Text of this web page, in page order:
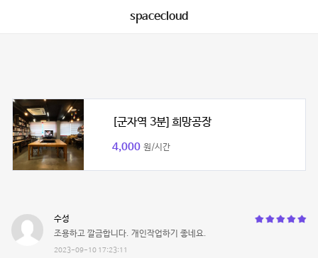
spacecloud
[군자역 3분] 희망공장
4,000 원/시간
수성
조용하고 깔금합니다. 개인작업하기 좋네요.
2023-09-10 17:23:11